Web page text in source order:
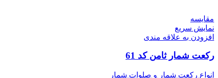
مقايسه
نمایش سریع
افزودن به علاقه مندی
رکعت شمار ثامن کد 61
انواع رکعت شمار و صلوات شمار